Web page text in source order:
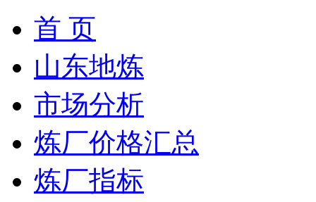
首 页
山东地炼
市场分析
炼厂价格汇总
炼厂指标